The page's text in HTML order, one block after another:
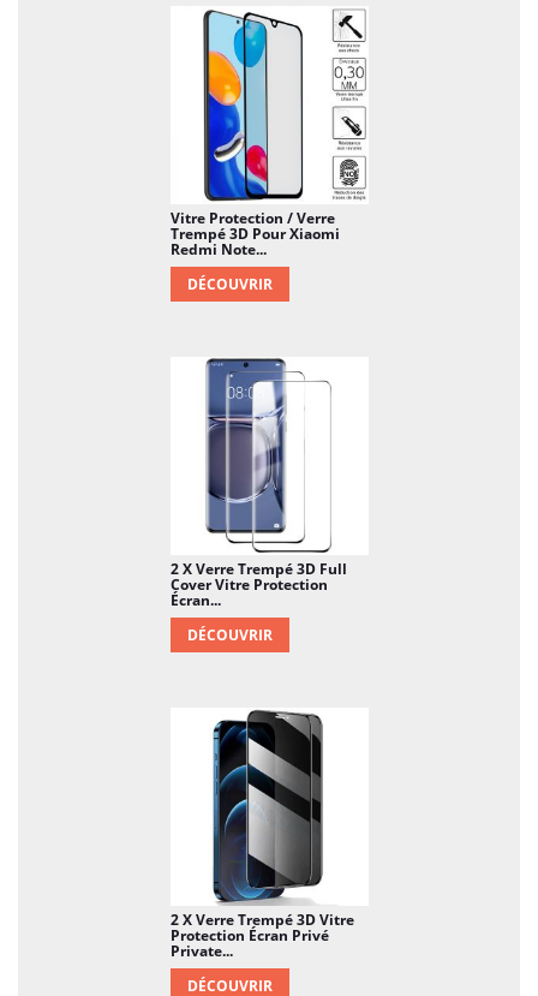
Vitre Protection / Verre
Trempé 3D Pour Xiaomi
Redmi Note...
DÉCOUVRIR
2 X Verre Trempé 3D Full
Cover Vitre Protection
Écran...
DÉCOUVRIR
2 X Verre Trempé 3D Vitre
Protection Écran Privé
Private...
DÉCOUVRIR